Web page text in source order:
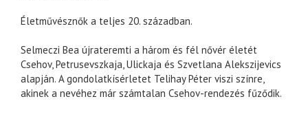
Életművésznők a teljes 20. században.
Selmeczi Bea újrateremti a három és fél nővér életét
Csehov, Petrusevszkaja, Ulickaja és Szvetlana Alekszijevics
alapján. A gondolatkísérletet Telihay Péter viszi színre,
akinek a nevéhez már számtalan Csehov-rendezés fűződik.